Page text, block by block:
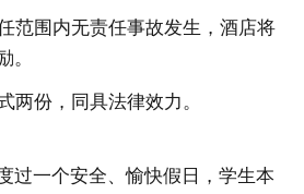
范围内无责任事故发生，酒店将
。
两份，同具法律效力。
过一个安全、愉快假日，学生本